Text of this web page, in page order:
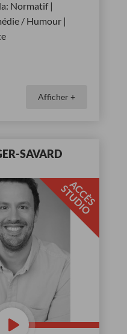
Normatif |
/ Humour |
Afficher +
SAVARD
A
C
C
È
S
S
T
U
D
I
O